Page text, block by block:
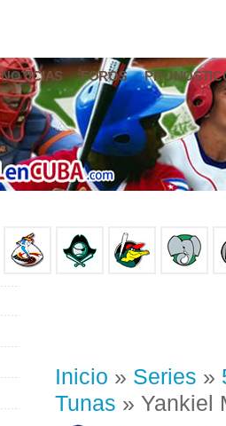
NOTICIAS FOROS
Inicio » Series »
Tunas » Yankiel